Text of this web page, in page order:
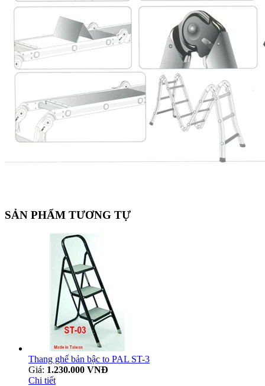
SẢN PHẨM TƯƠNG TỰ
Thang ghế bản bậc to PAL ST-3
Giá: 1.230.000 VNĐ
Chi tiết